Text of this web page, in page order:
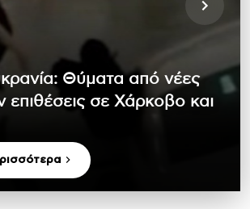
Θύματα από νέες
επιθέσεις σε Χάρκοβο και